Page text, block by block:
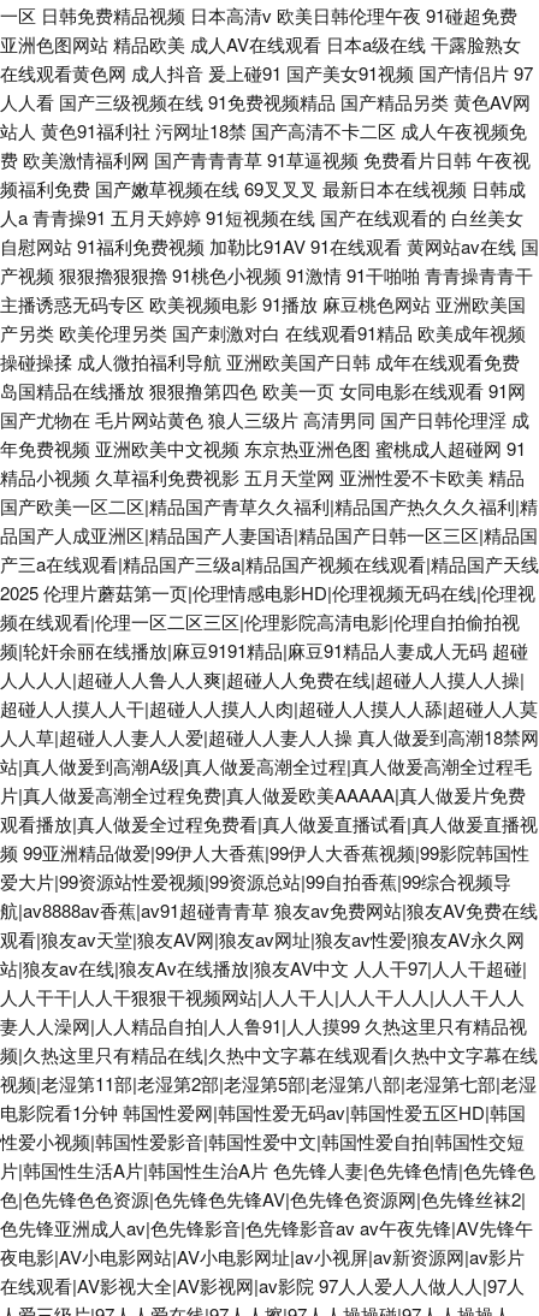
一区 日韩免费精品视频 日本高清v 欧美日韩伦理午夜 91碰超免费
亚洲色图网站精品欧美 成人AV在线观看 日本a级在线干露脸熟女
在线观看黄色网 成人抖音 爰上碰91 国产美女91视频 国产情侣片97
人人看 国产三级视频在线91免费视频精品 国产精品另类黄色AV网
站人 黄色91福利社 污网址18禁 国产高清不卡二区 成人午夜视频免
费 欧美激情福利网 国产青青青草91草逼视频 免费看片日韩 午夜视
频福利免费 国产嫩草视频在线69叉叉叉 最新日本在线视频 日韩成
人a青青操91 五月天婷婷91短视频在线 国产在线观看的 白丝美女
自慰网站91福利免费视频 加勒比91AV91在线观看黄网站av在线 国
产视频 狠狠擼狠狠擼91桃色小视频 91激情91干啪啪 青青操青青干
主播诱惑无码专区 欧美视频电影91播放 麻豆桃色网站 亚洲欧美国
产另类 欧美伦理另类 国产刺激对白 在线观看91精品 欧美成年视频
操碰操揉 成人微拍福利导航 亚洲欧美国产日韩 成年在线观看免费
岛国精品在线播放狠狠撸第四色 欧美一页女同电影在线观看91网
国产尤物在 毛片网站黄色狼人三级片高清男同 国产日韩伦理淫 成
年免费视频 亚洲欧美中文视频 东京热亚洲色图 蜜桃成人超碰网 91
精品小视频 久草福利免费视影 五月天堂网 亚洲性爱不卡欧美精品
国产欧美一区二区|精品国产青草久久福利|精品国产热久久久福利|精
品国产人成亚洲区|精品国产人妻国语|精品国产日韩一区三区|精品国
产三a在线观看|精品国产三级a|精品国产视频在线观看|精品国产天线
2025伦理片蘑菇第一页|伦理情感电影HD|伦理视频无码在线|伦理视
频在线观看|伦理一区二区三区|伦理影院高清电影|伦理自拍偷拍视
频|轮奸余丽在线播放|麻豆9191精品|麻豆91精品人妻成人无码 超碰
人人人人|超碰人人鲁人人爽|超碰人人免费在线|超碰人人摸人人操|
超碰人人摸人人干|超碰人人摸人人肉|超碰人人摸人人舔|超碰人人莫
人人草|超碰人人妻人人爱|超碰人人妻人人操真人做爰到高潮18禁网
站|真人做爰到高潮A级|真人做爰高潮全过程|真人做爰高潮全过程毛
片|真人做爰高潮全过程免费|真人做爰欧美AAAAA|真人做爰片免费
观看播放|真人做爰全过程免费看|真人做爰直播试看|真人做爰直播视
频 99亚洲精品做爱|99伊人大香蕉|99伊人大香蕉视频|99影院韩国性
爱大片|99资源站性爱视频|99资源总站|99自拍香蕉|99综合视频导
航|av8888av香蕉|av91超碰青青草狼友av免费网站|狼友AV免费在线
观看|狼友av天堂|狼友AV网|狼友av网址|狼友av性爱|狼友AV永久网
站|狼友av在线|狼友Av在线播放|狼友AV中文 人人干97|人人干超碰|
人人干干|人人干狠狠干视频网站|人人干人|人人干人人|人人干人人
妻人人澡网|人人精品自拍|人人鲁91|人人摸99 久热这里只有精品视
频|久热这里只有精品在线|久热中文字幕在线观看|久热中文字幕在线
视频|老湿第11部|老湿第2部|老湿第5部|老湿第八部|老湿第七部|老湿
电影院看1分钟 韩国性爱网|韩国性爱无码av|韩国性爱五区HD|韩国
性爱小视频|韩国性爱影音|韩国性爱中文|韩国性爱自拍|韩国性交短
片|韩国性生活A片|韩国性生治A片色先锋人妻|色先锋色情|色先锋色
色|色先锋色色资源|色先锋色先锋AV|色先锋色资源网|色先锋丝袜2|
色先锋亚洲成人av|色先锋影音|色先锋影音avav午夜先锋|AV先锋午
夜电影|AV小电影网站|AV小电影网址|av小视屏|av新资源网|av影片
在线观看|AV影视大全|AV影视网|av影院 97人人爱人人做人人|97人